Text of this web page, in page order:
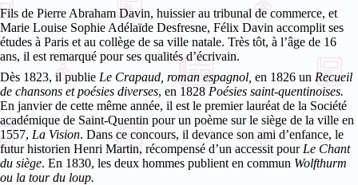
Fils de Pierre Abraham Davin, huissier au tribunal de commerce, et
Marie Louise Sophie Adélaïde Desfresne, Félix Davin accomplit ses
études à Paris et au collège de sa ville natale. Très tôt, à l’âge de 16
ans, il est remarqué pour ses qualités d’écrivain.
Dès 1823, il publie Le Crapaud, roman espagnol, en 1826 un Recueil
de chansons et poésies diverses, en 1828 Poésies saint-quentinoises.
En janvier de cette même année, il est le premier lauréat de la Société
académique de Saint-Quentin pour un poème sur le siège de la ville en
1557, La Vision. Dans ce concours, il devance son ami d’enfance, le
futur historien Henri Martin, récompensé d’un accessit pour Le Chant
du siège. En 1830, les deux hommes publient en commun Wolfthurm
ou la tour du loup.